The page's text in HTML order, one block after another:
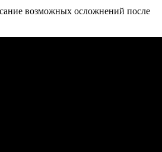
возможных осложнений после